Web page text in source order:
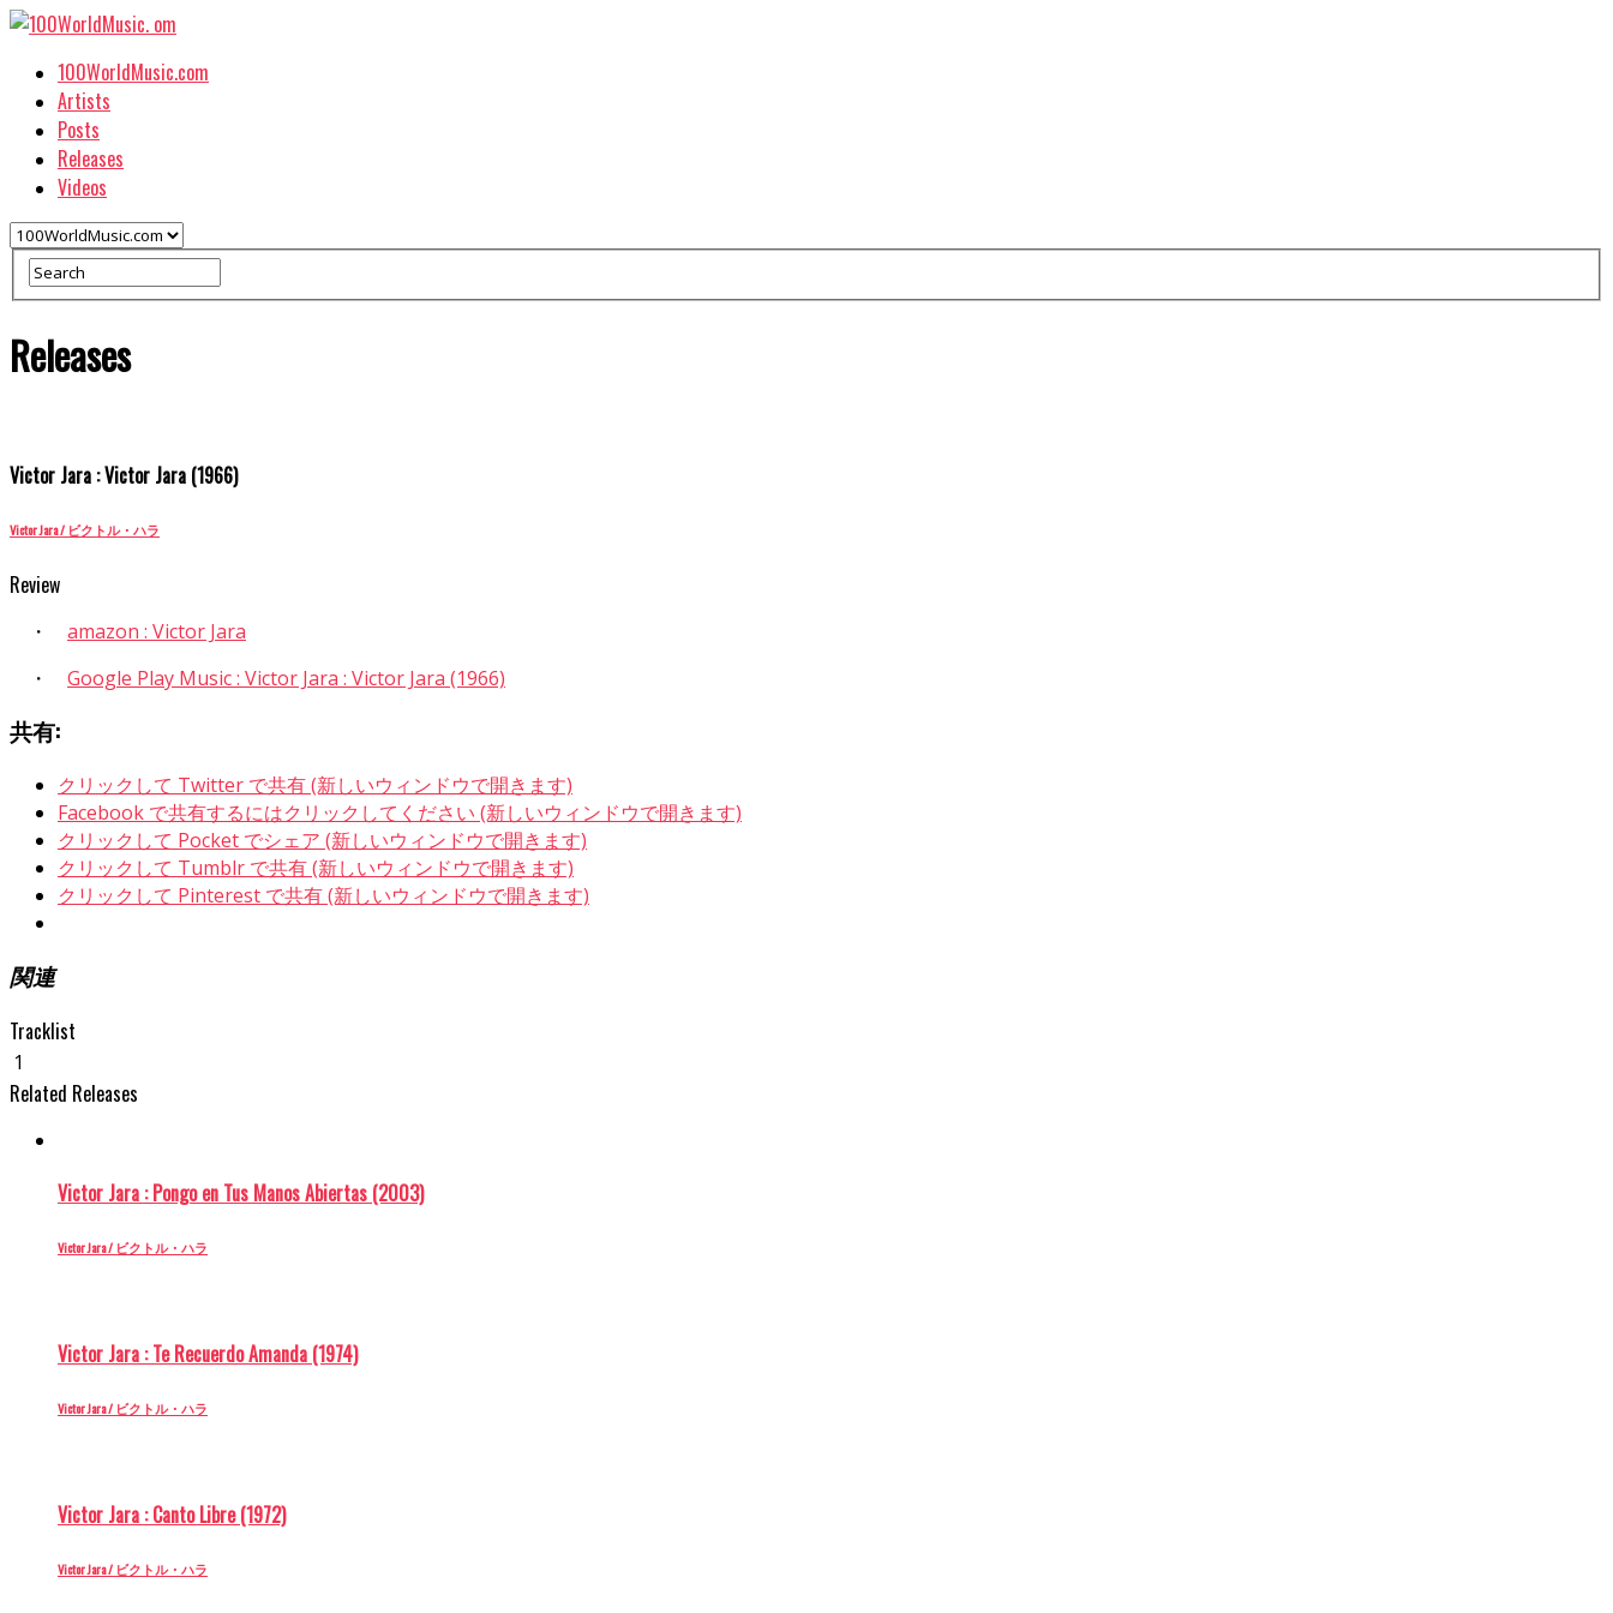
100WorldMusic.com
Artists
Posts
Releases
Videos
Releases
Victor Jara : Victor Jara (1966)
Victor Jara / ビクトル・ハラ
Review
・ amazon : Victor Jara
・ Google Play Music : Victor Jara : Victor Jara (1966)
共有:
クリックして Twitter で共有 (新しいウィンドウで開きます)
Facebook で共有するにはクリックしてください (新しいウィンドウで開きます)
クリックして Pocket でシェア (新しいウィンドウで開きます)
クリックして Tumblr で共有 (新しいウィンドウで開きます)
クリックして Pinterest で共有 (新しいウィンドウで開きます)
関連
Tracklist
1
Related Releases
Victor Jara : Pongo en Tus Manos Abiertas (2003)
Victor Jara / ビクトル・ハラ
Victor Jara : Te Recuerdo Amanda (1974)
Victor Jara / ビクトル・ハラ
Victor Jara : Canto Libre (1972)
Victor Jara / ビクトル・ハラ